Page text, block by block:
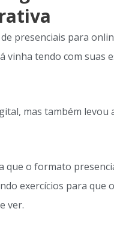
presenciais para
tendo com suas
mas também levou
que o formato
exercícios para que
ver.